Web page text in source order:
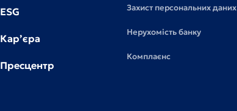
ESG
Кар’єра
Пресцентр
Захист персональних даних
Нерухомість банку
Комплаєнс